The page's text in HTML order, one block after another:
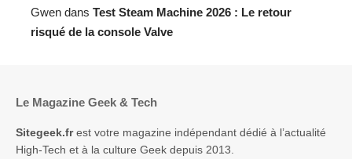
Gwen dans Test Steam Machine 2026 : Le retour
risqué de la console Valve
Le Magazine Geek & Tech
Sitegeek.frest votre magazine indépendant dédié à l’actualité
High-Tech et à la culture Geek depuis 2013.